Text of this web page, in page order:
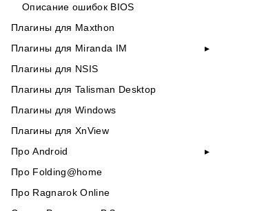
Описание ошибок BIOS
Плагины для Maxthon
Плагины для Miranda IM
Плагины для NSIS
Плагины для Talisman Desktop
Плагины для Windows
Плагины для XnView
Про Android
Про Folding@home
Про Ragnarok Online